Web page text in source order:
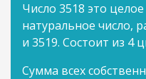
Число 3518 это
натуральное число,
и 3519. Состоит из 4
Сумма всех